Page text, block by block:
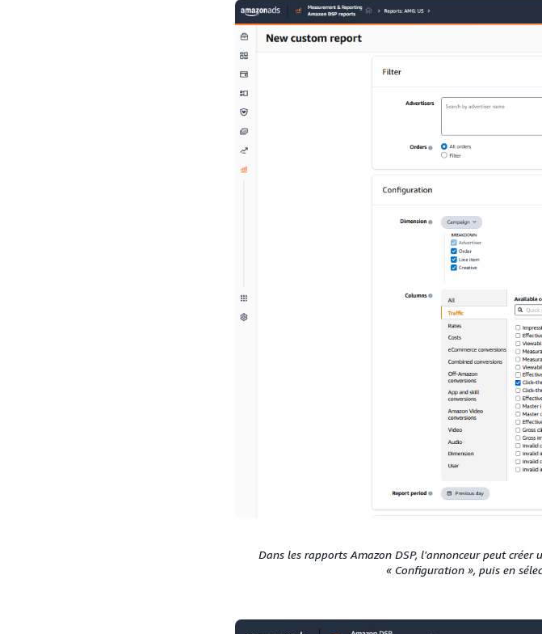
Dans les rapports Amazon DSP, l'annonceur peut
« Configuration », puis en